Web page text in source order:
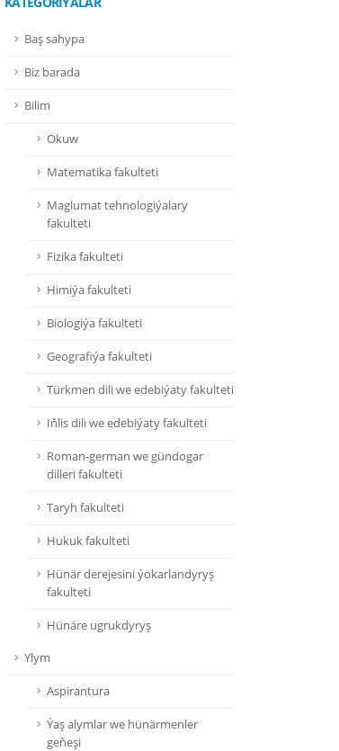
Baş sahypa
Biz barada
Bilim
Okuw
Matematika fakulteti
Maglumat tehnologiýalary
fakulteti
Fizika fakulteti
Himiýa fakulteti
Biologiýa fakulteti
Geografiýa fakulteti
Türkmen dili we edebiýaty fakulteti
Iňlis dili we edebiýaty fakulteti
Roman-german we gündogar
dilleri fakulteti
Taryh fakulteti
Hukuk fakulteti
Hünär derejesini ýokarlandyryş
fakulteti
Hünäre ugrukdyryş
Ylym
Aspirantura
Ýaş alymlar we hünärmenler
geňeşi